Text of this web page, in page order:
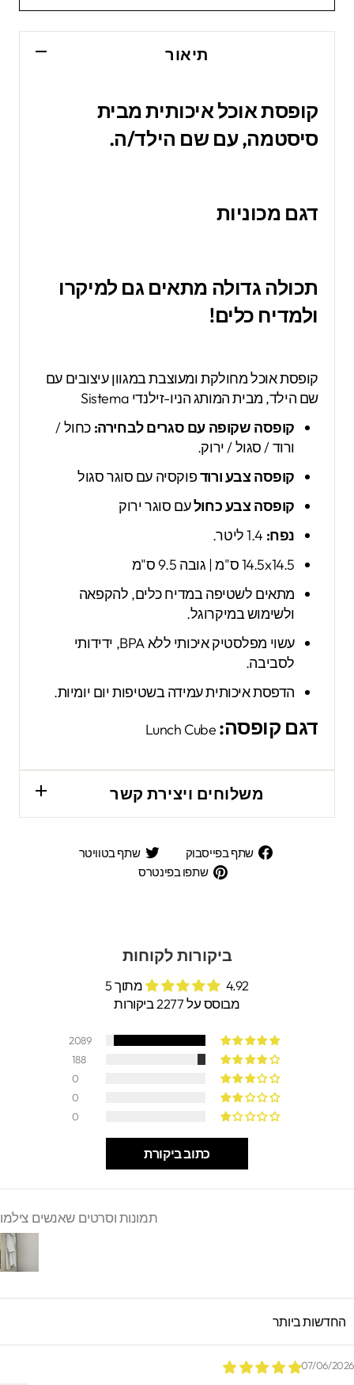
תיאור
קופסת אוכל איכותית מבית
סיסטמה, עם שם הילד/ה.
דגם מכוניות
תכולה גדולה מתאים גם למיקרו
ולמדיח כלים!
קופסת אוכל מחולקת ומעוצבת במגוון עיצובים עם
שם הילד, מבית המותג הניו-זילנדי Sistema
קופסה שקופה עם סגרים לבחירה:כחול /
ורוד / סגול / ירוק.
קופסה צבע ורודפוקסיה עם סוגר סגול
קופסה צבע כחולעם סוגר ירוק
נפח:1.4 ליטר.
14.5x14.5 ס"מ | גובה 9.5 ס"מ
מתאים לשטיפה במדיח כלים, להקפאה
ולשימוש במיקרוגל.
עשוי מפלסטיק איכותי ללא BPA, ידידותי
לסביבה.
הדפסת איכותית עמידה בשטיפות יום יומיות.
דגם קופסה:Lunch Cube
משלוחים ויצירת קשר
שתף בפייסבוק
שתף
בפייסבוק
שתף בטוויטר
שתפו בפינטרס
ביקורות לקוחות
4.92 מתוך 5
מבוסס על 2277 ביקורות
2089
188
0
0
0
כתוב ביקורת
תמונות וסרטים שאנשים צילמו
SORT
07/06/